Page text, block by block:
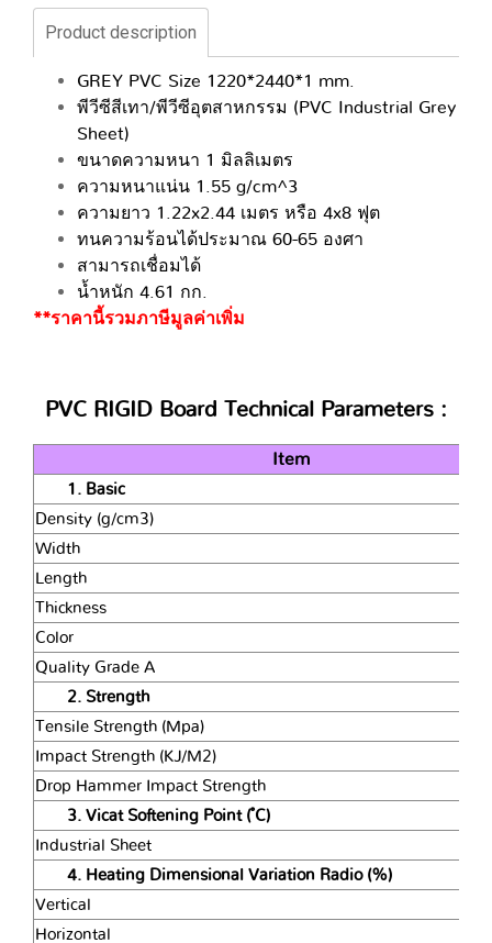
Product description
GREY PVC Size 1220*2440*1 mm.
พีวีซีสีเทา/พีวีซีอุตสาหกรรม (PVC Industrial Grey
Sheet)
ขนาดความหนา 1 มิลลิเมตร
ความหนาแน่น 1.55 g/cm^3
ความยาว 1.22x2.44 เมตร หรือ 4x8 ฟุต
ทนความร้อนได้ประมาณ 60-65 องศา
สามารถเชื่อมได้
น้ำหนัก 4.61 กก.
**ราคานี้รวมภาษีมูลค่าเพิ่ม
PVC RIGID Board Technical Parameters :
Item
1. Basic
Density (g/cm3)
Width
Length
Thickness
Color
Quality Grade A
2. Strength
Tensile Strength (Mpa)
Impact Strength (KJ/M2)
Drop Hammer Impact Strength
3. Vicat Softening Point ( ํC)
Industrial Sheet
4. Heating Dimensional Variation Radio (%)
Vertical
Horizontal